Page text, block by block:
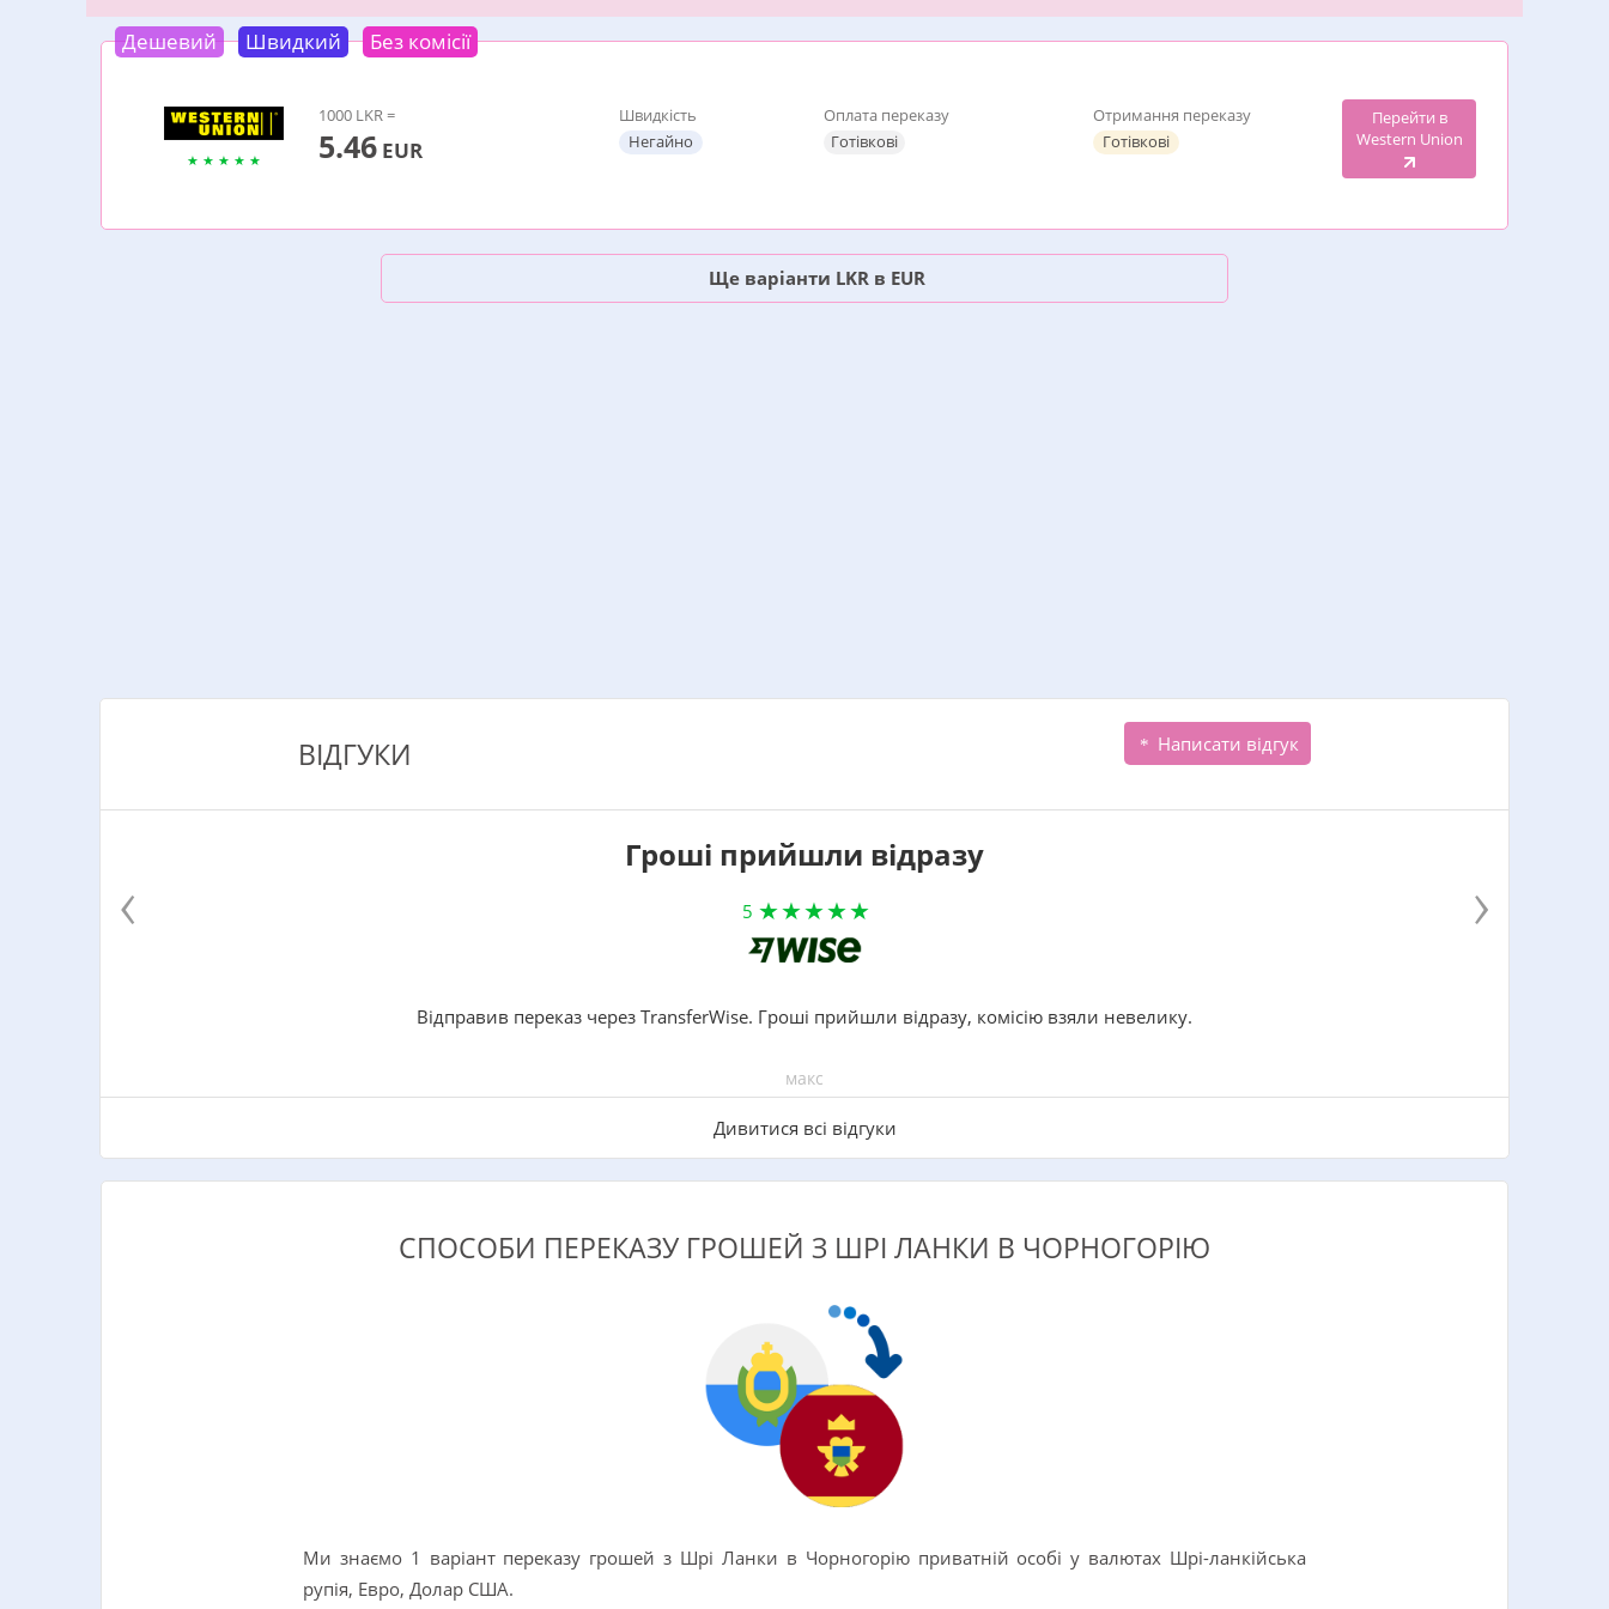
Дешевий Швидкий Без комісії
1000 LKR =
5.46EUR
Швидкість
Негайно
Оплата переказу
Готівкові
Отримання переказу
Готівкові
Перейти в
Western Union
Ще варіанти LKR в EUR
ВІДГУКИ Написати відгук
Гроші прийшли відразу
5
Відправив переказ через TransferWise. Гроші прийшли відразу, комісію взяли невелику.
макс
Дивитися всі відгуки
‹ ›
СПОСОБИ ПЕРЕКАЗУ ГРОШЕЙ З ШРІ ЛАНКИ В ЧОРНОГОРІЮ
Ми знаємо 1 варіант переказу грошей з Шрі Ланки в Чорногорію приватній особі у валютах Шрі-ланкійська
рупія, Евро, Долар США.